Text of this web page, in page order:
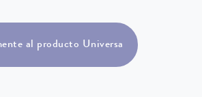
al producto Universa